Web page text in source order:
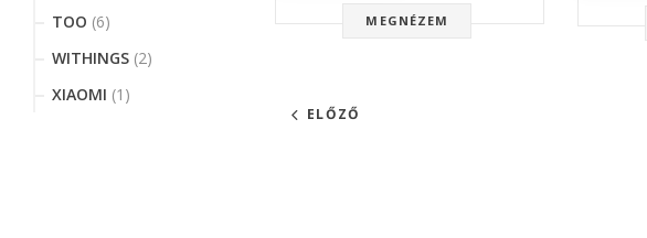
TOO (6)
WITHINGS (2)
XIAOMI (1)
MEGNÉZEM
ELŐZŐ